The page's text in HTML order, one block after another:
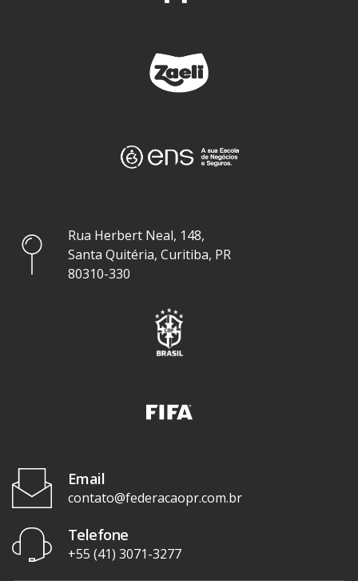
Rua Herbert Neal, 148,
Santa Quitéria, Curitiba, PR
80310-330
Email
contato@federacaopr.com.br
Telefone
+55 (41) 3071-3277